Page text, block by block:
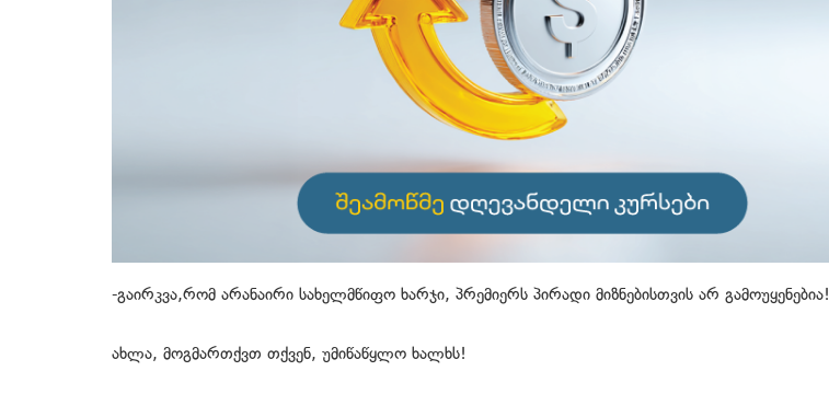
-გაირკვა,რომ არანაირი სახელმწიფო ხარჯი, პრემიერს პირადი მიზნებისთვის არ გამოუყენებია!
ახლა, მოგმართქვთ თქვენ, უმიწაწყლო ხალხს!